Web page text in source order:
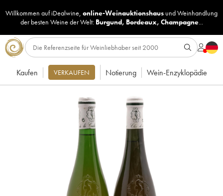
Willkommen auf iDealwine, online-Weinauktionshaus undWeinhandlung
der besten Weine der Welt: Burgund, Bordeaux, Champagne...
Kaufen VERKAUFEN Notierung Wein-Enzyklopädie